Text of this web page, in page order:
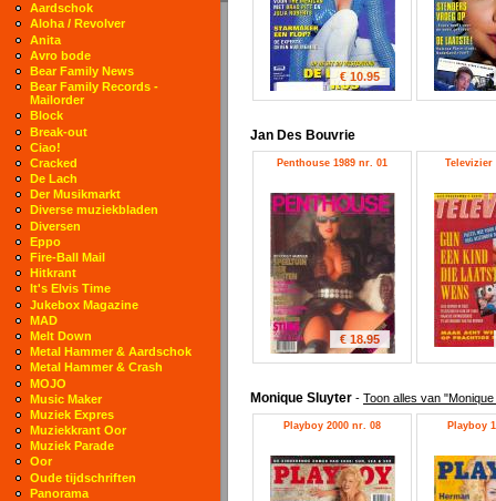
€ 10.95
Jan Des Bouvrie
Penthouse 1989 nr. 01
€ 18.95
Televizier
Monique Sluyter - Toon alles van
Playboy 2000 nr. 08 Playboy
Aardschok
Aloha / Revolver
Anita
Avro bode
Bear Family News
Bear Family Records -
Mailorder
Block
Break-out
Ciao!
Cracked
De Lach
Der Musikmarkt
Diverse muziekbladen
Diversen
Eppo
Fire-Ball Mail
Hitkrant
It's Elvis Time
Jukebox Magazine
MAD
Melt Down
Metal Hammer & Aardschok
Metal Hammer & Crash
MOJO
Music Maker
Muziek Expres
Muziekkrant Oor
Muziek Parade
Oor
Oude tijdschriften
Panorama